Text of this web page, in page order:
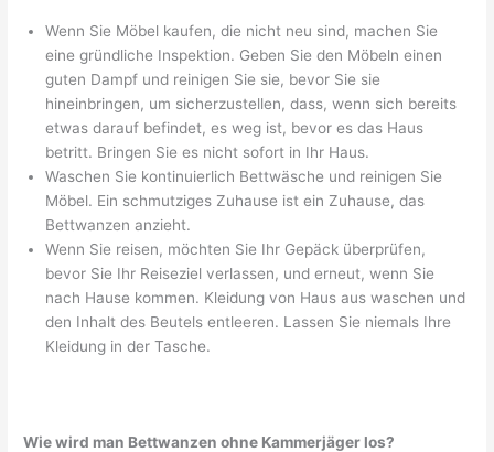
Wenn Sie Möbel kaufen, die nicht neu sind, machen Sie
eine gründliche Inspektion. Geben Sie den Möbeln einen
guten Dampf und reinigen Sie sie, bevor Sie sie
hineinbringen, um sicherzustellen, dass, wenn sich bereits
etwas darauf befindet, es weg ist, bevor es das Haus
betritt. Bringen Sie es nicht sofort in Ihr Haus.
Waschen Sie kontinuierlich Bettwäsche und reinigen Sie
Möbel. Ein schmutziges Zuhause ist ein Zuhause, das
Bettwanzen anzieht.
Wenn Sie reisen, möchten Sie Ihr Gepäck überprüfen,
bevor Sie Ihr Reiseziel verlassen, und erneut, wenn Sie
nach Hause kommen. Kleidung von Haus aus waschen und
den Inhalt des Beutels entleeren. Lassen Sie niemals Ihre
Kleidung in der Tasche.
Wie wird man Bettwanzen ohne Kammerjäger los?